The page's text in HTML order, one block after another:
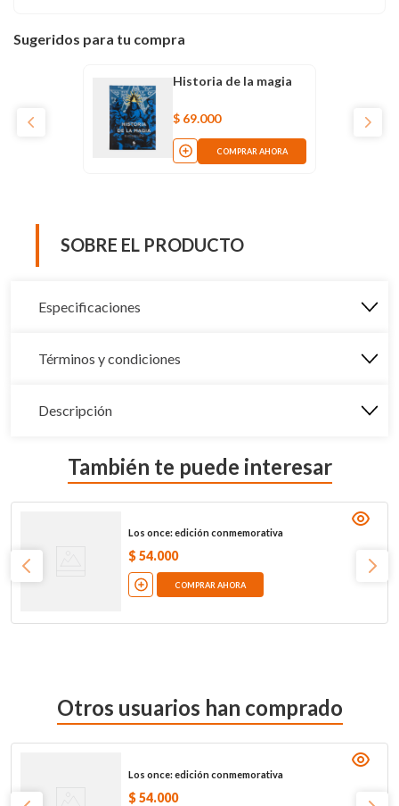
Sugeridos para tu compra
Historia de la magia
$ 69.000
COMPRAR AHORA
SOBRE EL PRODUCTO
Especificaciones
Términos y condiciones
Descripción
También te puede interesar
Los once: edición conmemorativa
$ 54.000
COMPRAR AHORA
Otros usuarios han comprado
Los once: edición conmemorativa
$ 54.000